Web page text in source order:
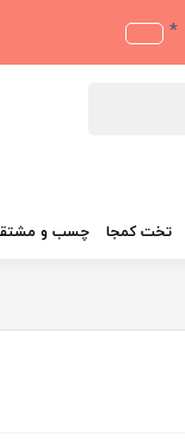
*
تخت کمجا چسب و